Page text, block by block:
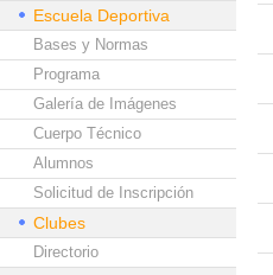
Escuela Deportiva
Bases y Normas
Programa
Galería de Imágenes
Cuerpo Técnico
Alumnos
Solicitud de Inscripción
Clubes
Directorio